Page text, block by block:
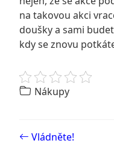
na takovou akci
doušky a sami
kdy se znovu
Nákupy
Post
Vládněte!